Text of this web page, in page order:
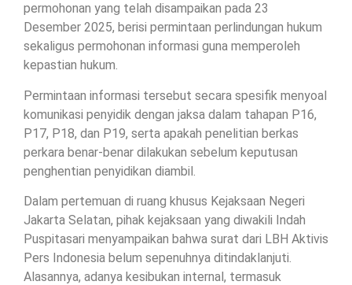
permohonan yang telah disampaikan pada 23
Desember 2025, berisi permintaan perlindungan hukum
sekaligus permohonan informasi guna memperoleh
kepastian hukum.
Permintaan informasi tersebut secara spesifik menyoal
komunikasi penyidik dengan jaksa dalam tahapan P16,
P17, P18, dan P19, serta apakah penelitian berkas
perkara benar-benar dilakukan sebelum keputusan
penghentian penyidikan diambil.
Dalam pertemuan di ruang khusus Kejaksaan Negeri
Jakarta Selatan, pihak kejaksaan yang diwakili Indah
Puspitasari menyampaikan bahwa surat dari LBH Aktivis
Pers Indonesia belum sepenuhnya ditindaklanjuti.
Alasannya, adanya kesibukan internal, termasuk